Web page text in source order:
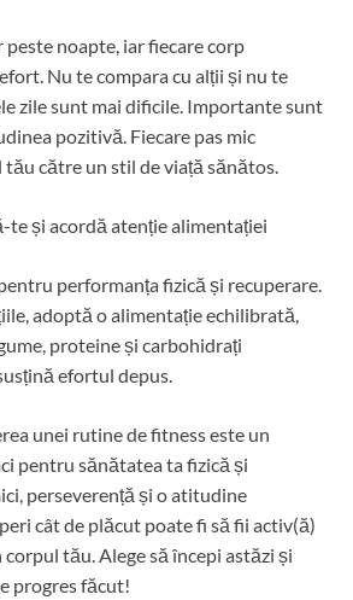
peste noapte, iar fiecare corp
Nu te compara cu alții și nu te
zile sunt mai dificile. Importante sunt
pozitivă. Fiecare pas mic
către un stil de viață sănătos.
te și acordă atenție alimentației
performanța fizică și recuperare.
adoptă o alimentație echilibrată,
proteine și carbohidrați
efortul depus.
unei rutine de fitness este un
pentru sănătatea ta fizică și
perseverență și o atitudine
cât de plăcut poate fi să fii activ(ă)
tău. Alege să începi astăzi și
progres făcut!